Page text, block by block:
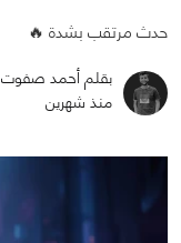
حدث مرتقب بشدة 🔥
بقلم أحمد صفوت
منذ شهرين